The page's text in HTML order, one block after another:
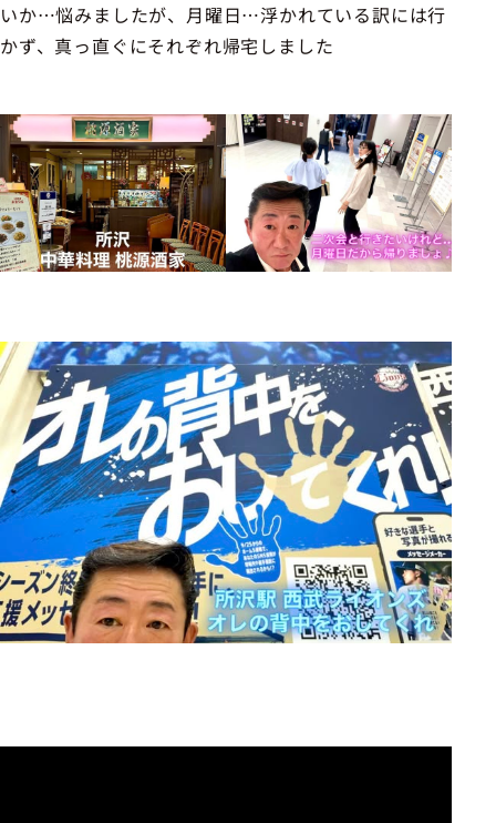
いか…悩みましたが、月曜日…浮かれている訳には行
かず、真っ直ぐにそれぞれ帰宅しました